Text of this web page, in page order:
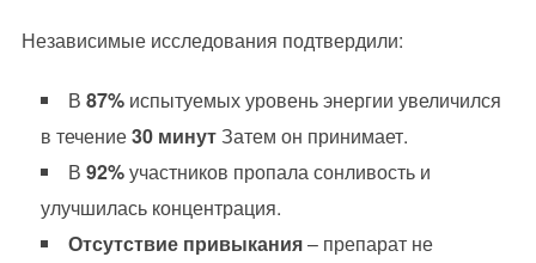
Независимые исследования подтвердили:
В 87%испытуемых уровень энергии увеличился
в течение30 минутЗатем он принимает.
В 92%участников пропала сонливость и
улучшилась концентрация.
Отсутствие привыкания– препарат не